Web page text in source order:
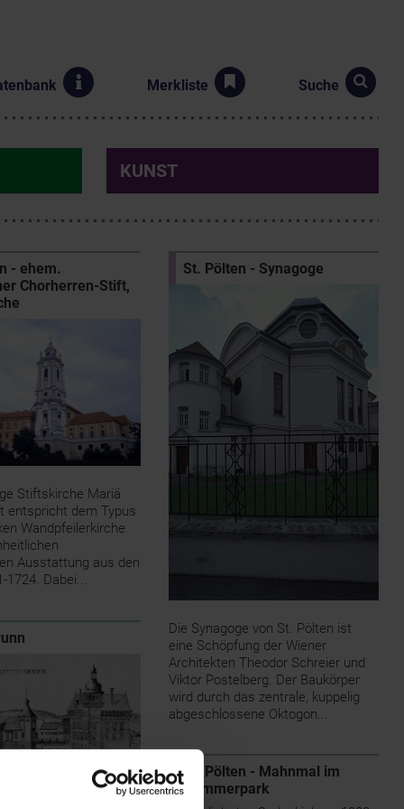
Merkliste Suche
KUNST
- ehem.
Chorherren-Stift,
Stiftskirche Mariä
entspricht dem Typus
Wandpfeilerkirche
Ausstattung aus den
1724. Dabei...
St. Pölten - Synagoge
Die Synagoge von St. Pölten ist
eine Schöpfung der Wiener
Architekten Theodor Schreier und
Viktor Postelberg. Der Baukörper
wird durch das zentrale, kuppelig
abgeschlossene Oktogon...
St. Pölten - Mahnmal im
Hammerpark